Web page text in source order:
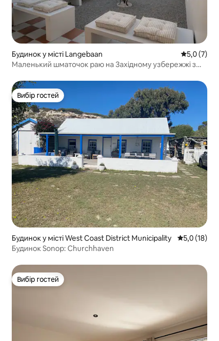
Будинок у місті Langebaan Середня
5,0 (7)
Маленький шматочок раю на Західному узбережжі з
Вибір гостей
Вибір гостей
Будинок у місті West Coast District Municipality Середня
5,0 (18)
Будинок Sonop: Churchhaven
Вибір гостей
Вибір гостей